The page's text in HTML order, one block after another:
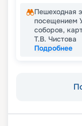
Пешеходная
посещением
соборов,
Т.В. Чистова
Подробнее